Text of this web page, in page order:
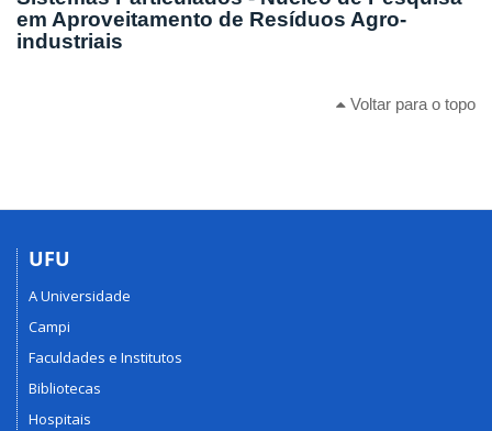
em Aproveitamento de Resíduos Agro-
industriais
Voltar para o topo
UFU
A Universidade
Campi
Faculdades e Institutos
Bibliotecas
Hospitais